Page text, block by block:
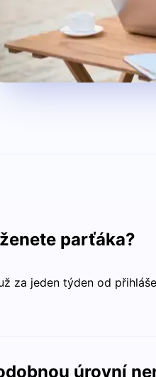
parťáka?
za jeden týden od
úrovní